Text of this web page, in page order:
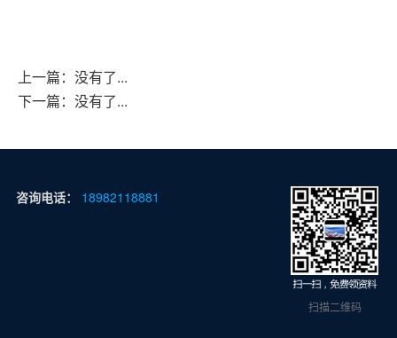
上一篇：没有了...
下一篇：没有了...
咨询电话： 18982118881
扫描二维码